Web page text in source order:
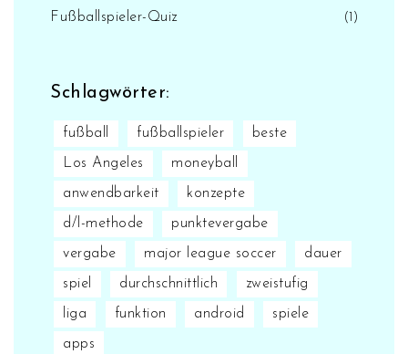
Fußballspieler-Quiz (1)
Schlagwörter:
fußball fußballspieler beste
Los Angeles moneyball
anwendbarkeit konzepte
d/l-methode punktevergabe
vergabe major league soccer dauer
spiel durchschnittlich zweistufig
liga funktion android spiele
apps